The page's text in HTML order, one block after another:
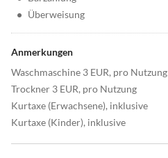
• Überweisung
Anmerkungen
Waschmaschine 3 EUR, pro Nutzung
Trockner 3 EUR, pro Nutzung
Kurtaxe (Erwachsene), inklusive
Kurtaxe (Kinder), inklusive